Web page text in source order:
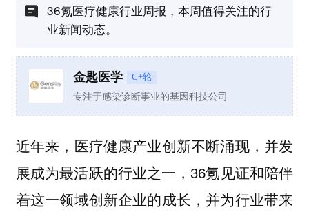
36氪医疗健康行业周报，本周值得关注的行
业新闻动态。
金匙医学 C+轮
专注于感染诊断事业的基因科技公司
近年来，医疗健康产业创新不断涌现，并发
展成为最活跃的行业之一，36氪见证和陪伴
着这一领域创新企业的成长，并为行业带来